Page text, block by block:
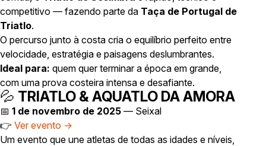
competitivo — fazendo parte da Taça de Portugal de
Triatlo.
O percurso junto à costa cria o equilíbrio perfeito entre
velocidade, estratégia e paisagens deslumbrantes.
Ideal para: quem quer terminar a época em grande,
com uma prova costeira intensa e desafiante.
💦 TRIATLO & AQUATLO DA AMORA
📅 1 de novembro de 2025 — Seixal
👉 Ver evento →
Um evento que une atletas de todas as idades e níveis,